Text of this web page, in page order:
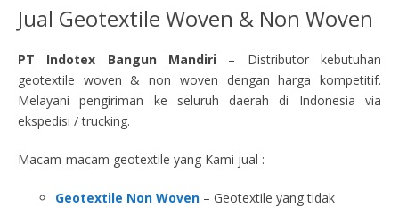
Jual Geotextile Woven & Non Woven
PT Indotex Bangun Mandiri – Distributor kebutuhan
geotextile woven & non woven dengan harga kompetitif.
Melayani pengiriman ke seluruh daerah di Indonesia via
ekspedisi / trucking.
Macam-macam geotextile yang Kami jual :
Geotextile Non Woven – Geotextile yang tidak